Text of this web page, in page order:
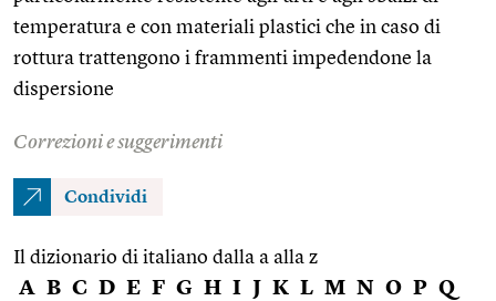
temperatura e con materiali plastici che in caso di
rottura trattengono i frammenti impedendone la
dispersione
Correzioni e suggerimenti
Condividi
Il dizionario di italiano dalla a alla z
A B C D E F G H I J K L M N O P Q